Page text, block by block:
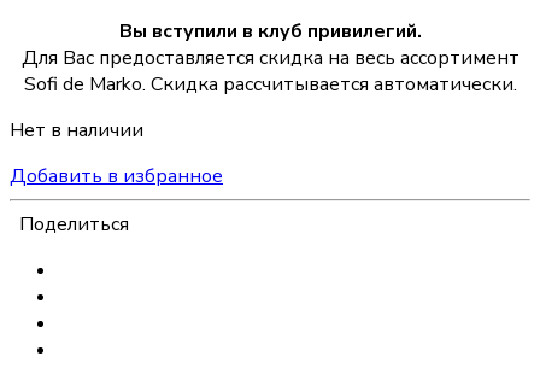
Вы вступили в клуб привилегий.
Для Вас предоставляется скидка на весь ассортимент
Sofi de Marko. Скидка рассчитывается автоматически.
Нет в наличии
Добавить в избранное
Поделиться